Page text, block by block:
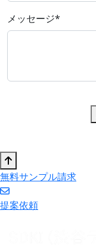
メッセージ*
無料サンプル請求
提案依頼